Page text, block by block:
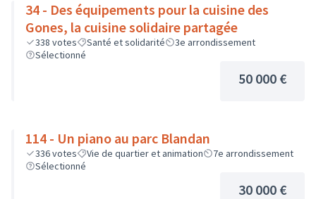
34 - Des équipements pour la cuisine des
Gones, la cuisine solidaire partagée
338 votes Santé et solidarité
3e arrondissement
Sélectionné
50 000 €
114 - Un piano au parc Blandan
336votes Vie de quartier et animation
7e arrondissement
Sélectionné
30 000 €